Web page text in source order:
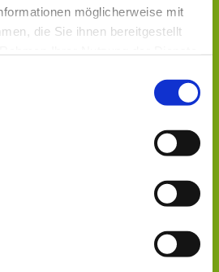
möglicherweise mit
die Sie ihnen bereitgestellt
interessieren